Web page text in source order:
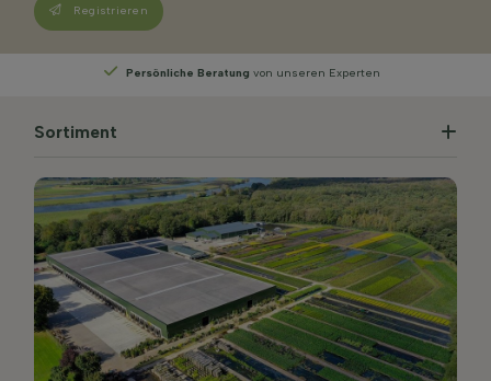
Registrieren
Persönliche Beratungvon unseren Experten
Sortiment